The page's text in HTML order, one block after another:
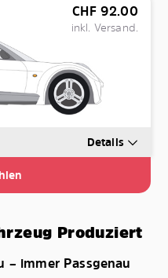
CHF 92.00
inkl. Versand.
Details
Produziert
– immer Passgenau